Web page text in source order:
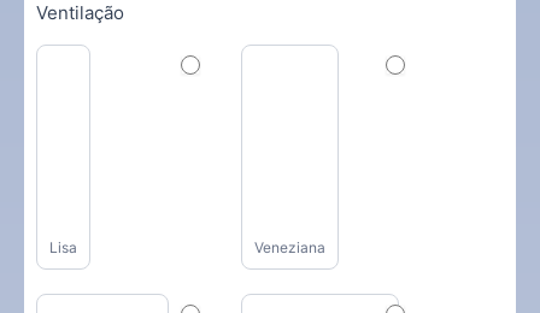
Ventilação
Lisa Veneziana